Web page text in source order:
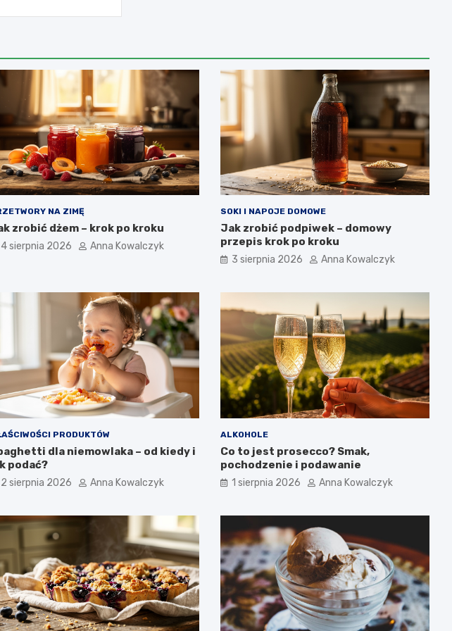
NA ZIMĘ
zrobić dżem – krok po kroku
4 sierpnia 2026 Anna Kowalczyk
SOKI I NAPOJE DOMOWE
Jak zrobić podpiwek – domowy
przepis krok po kroku
3 sierpnia 2026 Anna Kowalczyk
PRODUKTÓW
dla niemowlaka – od kiedy i
podać?
2 sierpnia 2026 Anna Kowalczyk
ALKOHOLE
Co to jest prosecco? Smak,
pochodzenie i podawanie
1 sierpnia 2026 Anna Kowalczyk